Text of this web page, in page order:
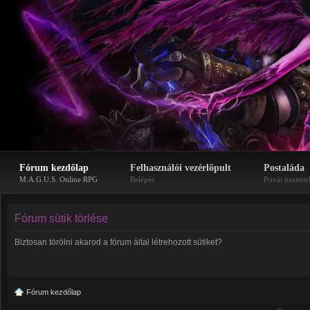
Fórum kezdőlap
M.A.G.U.S. Online RPG
Felhasználói vezérlőpult
Belépés
Postaláda
Privát
Fórum sütik törlése
Biztosan törölni akarod a fórum által létrehozott sütiket?
Fórum kezdőlap